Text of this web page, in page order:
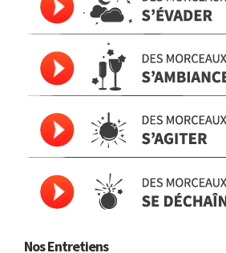
Nos Entretiens